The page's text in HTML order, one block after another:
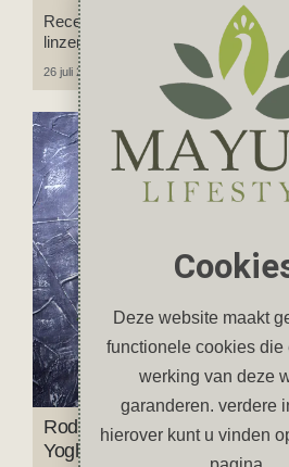
Recept voor authentieke Dal
linzencurry uit India. Comfort food
26 juli 2025
Rode Bietensalade met Feta,
Yoghurtsaus
Deze website maakt
functionele cookies die
werking van deze
garanderen. verdere
hierover kunt u vinden